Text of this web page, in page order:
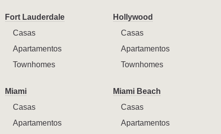
Fort Lauderdale
Casas
Apartamentos
Townhomes
Hollywood
Casas
Apartamentos
Townhomes
Miami
Casas
Apartamentos
Miami Beach
Casas
Apartamentos